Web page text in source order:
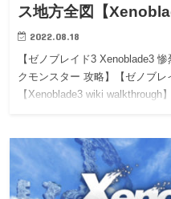
ス地方全図【
2022.08.18
【ゼノブレイド3 Xenoblade3
クモンスター 攻略】【ゼノブレ
【Xenoblade3 wiki walkthrough